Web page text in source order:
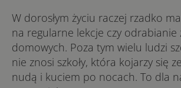
W dorosłym życiu raczej rzadko
na regularne lekcje czy odrabianie
domowych. Poza tym wielu ludzi
nie znosi szkoły, która kojarzy się
nudą i kuciem po nocach. To dla